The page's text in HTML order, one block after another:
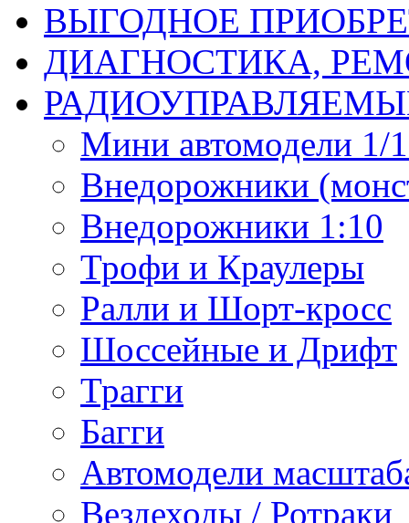
ВЫГОДНОЕ
ДИАГНОСТИКА,
Мини автомодели 1/
Внедорожники
Внедорожники 1:10
Трофи и Краулеры
Ралли и Шорт-кросс
Шоссейные и Дрифт
Трагги
Багги
Автомодели
Вездеходы / Ротраки